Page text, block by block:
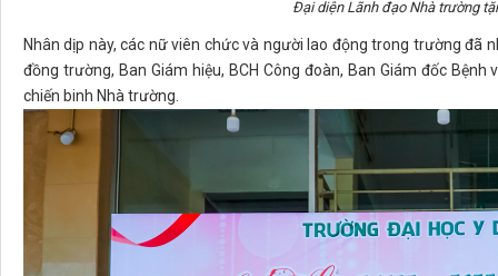
Đại diện Lãnh đạo Nhà trường
Nhân dịp này, các nữ viên chức và người lao động trong trường đã
đồng trường, Ban Giám hiệu, BCH Công đoàn, Ban Giám đốc
chiến binh Nhà trường.